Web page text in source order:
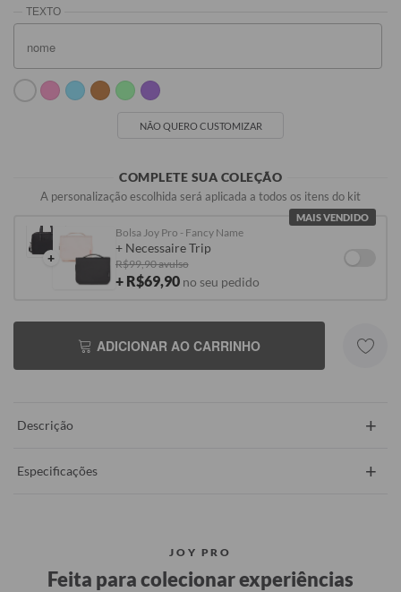
NÃO QUERO CUSTOMIZAR
COMPLETE SUA COLEÇÃO
A personalização escolhida será aplicada a todos os itens do kit
MAIS VENDIDO
+
Bolsa Joy Pro - Fancy Name
+ Necessaire Trip
R$99,90 avulso
+ R$69,90 no seu pedido
ADICIONAR AO CARRINHO
Descrição +
Especificações +
JOY PRO
Feita para colecionar experiências